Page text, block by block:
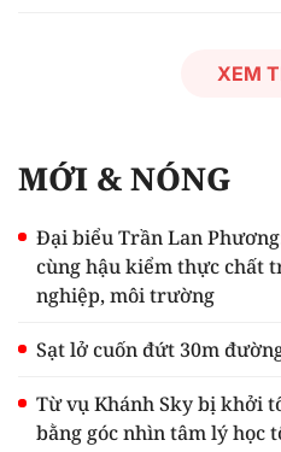
XEM
MỚI & NÓNG
Đại biểu Trần Lan
cùng hậu kiểm thực chất
nghiệp, môi trường
Sạt lở cuốn đứt 30m
Từ vụ Khánh Sky bị khởi
bằng góc nhìn tâm lý học